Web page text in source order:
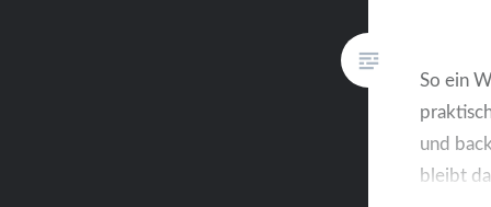
So ein
und
bleibt